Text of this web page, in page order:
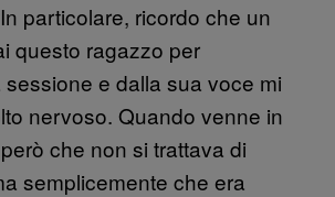
particolare, ricordo che un
questo ragazzo per
e dalla sua voce mi
nervoso. Quando venne in
che non si trattava di
semplicemente che era